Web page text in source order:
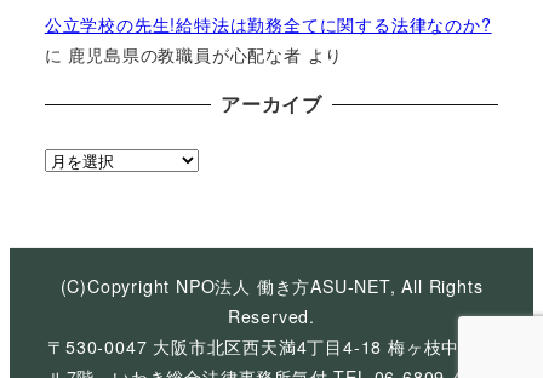
公立学校の先生!給特法は勤務全てに関する法律なのか?
に 鹿児島県の教職員が心配な者 より
アーカイブ
ア
イ
(C)Copyright NPO法人 働き方ASU-NET, All Rights
Reserved.
〒530-0047 大阪市北区西天満4丁目4-18 梅ヶ枝中央ビ